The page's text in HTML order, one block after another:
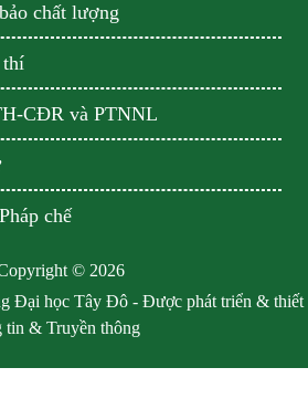
chất lượng
thí
CĐR và PTNNL
chế
© 2026
Đại học Tây Đô - Được phát triển & thiết
tin & Truyền thông